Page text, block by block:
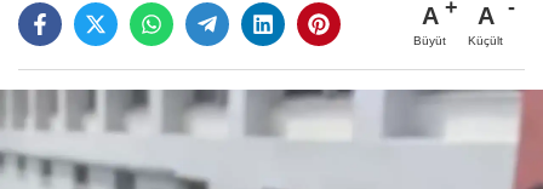
A
Büyüt
A
Küçült